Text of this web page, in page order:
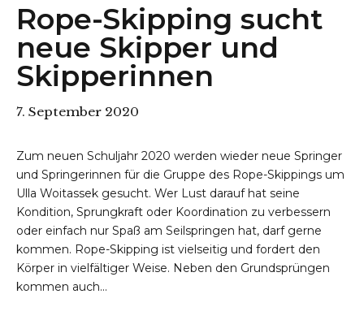
Rope-Skipping sucht
neue Skipper und
Skipperinnen
7. September 2020
Zum neuen Schuljahr 2020 werden wieder neue Springer
und Springerinnen für die Gruppe des Rope-Skippings um
Ulla Woitassek gesucht. Wer Lust darauf hat seine
Kondition, Sprungkraft oder Koordination zu verbessern
oder einfach nur Spaß am Seilspringen hat, darf gerne
kommen. Rope-Skipping ist vielseitig und fordert den
Körper in vielfältiger Weise. Neben den Grundsprüngen
kommen auch...